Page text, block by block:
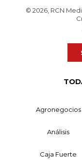
© 2026, RCN
Agronegocios
Análisis
Caja Fuerte